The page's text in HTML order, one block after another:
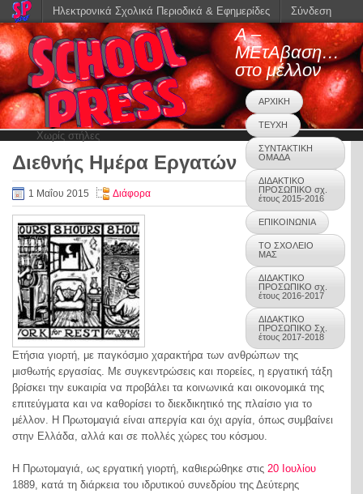
Α –
ΜΕτΑβαση…
στο μέλλον
ΑΡΧΙΚΗ
ΤΕΥΧΗ
ΣΥΝΤΑΚΤΙΚΗ
ΟΜΑΔΑ
ΔΙΔΑΚΤΙΚΟ
ΠΡΟΣΩΠΙΚΟ σχ.
έτους 2015-2016
ΕΠΙΚΟΙΝΩΝΙΑ
ΤΟ ΣΧΟΛΕΙΟ
ΜΑΣ
ΔΙΔΑΚΤΙΚΟ
ΠΡΟΣΩΠΙΚΟ σχ.
έτους 2016-2017
ΔΙΔΑΚΤΙΚΟ
ΠΡΟΣΩΠΙΚΟ Σχ.
έτους 2017-2018
Χωρίς στήλες
Διεθνής Ημέρα Εργατών
1 Μαΐου 2015 Διάφορα
Ετήσια γιορτή, με παγκόσμιο χαρακτήρα των ανθρώπων της
μισθωτής εργασίας. Με συγκεντρώσεις και πορείες, η εργατική τάξη
βρίσκει την ευκαιρία να προβάλει τα κοινωνικά και οικονομικά της
επιτεύγματα και να καθορίσει το διεκδικητικό της πλαίσιο για το
μέλλον. Η Πρωτομαγιά είναι απεργία και όχι αργία, όπως συμβαίνει
στην Ελλάδα, αλλά και σε πολλές χώρες του κόσμου.
Η Πρωτομαγιά, ως εργατική γιορτή, καθιερώθηκε στις 20 Ιουλίου
1889, κατά τη διάρκεια του ιδρυτικού συνεδρίου της Δεύτερης
Ηλεκτρονικά Σχολικά Περιοδικά & Εφημερίδες Σύνδεση